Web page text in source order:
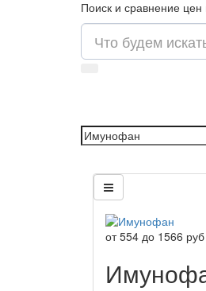
Поиск и сравнение
от554 до 1566 руб